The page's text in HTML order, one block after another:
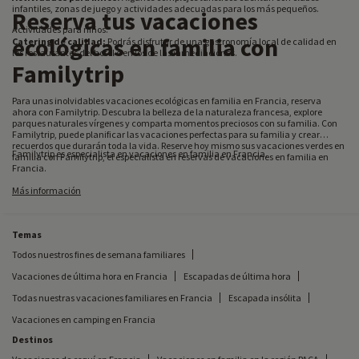
infantiles, zonas de juego y actividades adecuadas para los más pequeños.
Actividades para niños:
Catering de calidad:Podrás disfrutar de una gastronomía local de calidad en
los restaurantes del hotel o en los de las inmediaciones.
Reserva tus vacaciones
ecológicas en familia con
Familytrip
Para unas inolvidables vacaciones ecológicas en familia en Francia, reserva
ahora con Familytrip. Descubra la belleza de la naturaleza francesa, explore
parques naturales vírgenes y comparta momentos preciosos con su familia. Con
Familytrip, puede planificar las vacaciones perfectas para su familia y crear
recuerdos que durarán toda la vida. Reserve hoy mismo sus vacaciones verdes en
familia con Familytrip, el especialista en reservas de vacaciones en familia en
Francia.
Familytrip es especialista en vacaciones en familia en Francia.
Más información
Temas
Todos nuestros fines de semana familiares
Vacaciones de última hora en Francia
Escapadas de última hora
Todas nuestras vacaciones familiares en Francia
Escapada insólita
Vacaciones en camping en Francia
Destinos